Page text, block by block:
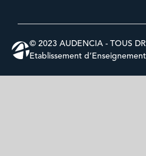
© 2023 AUDENCIA - TOUS
Etablissement